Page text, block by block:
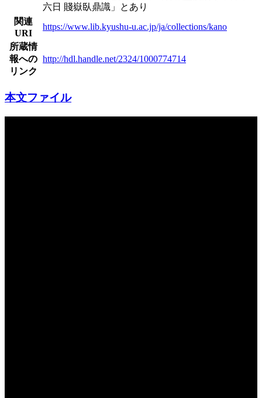
六日 賤嶽臥鼎識」とあり
関連
URI
https://www.lib.kyushu-u.ac.jp/ja/collections/kano
所蔵情
報への
リンク
http://hdl.handle.net/2324/1000774714
本文ファイル